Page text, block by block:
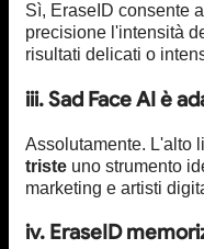
Sì, EraseID consente
precisione l'intensità
risultati delicati o
iii. Sad Face AI è
Assolutamente. L'alto
triste uno strumento
marketing e artisti
iv. EraseID